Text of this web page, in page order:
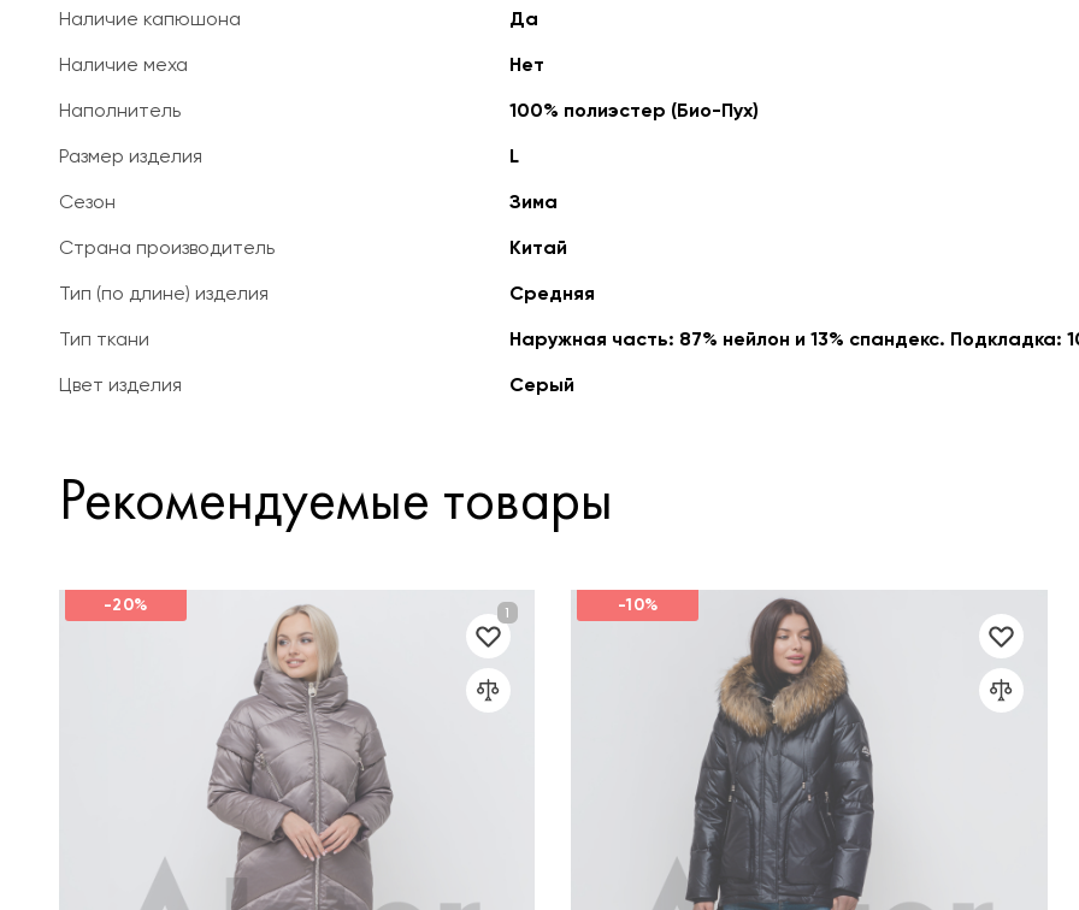
Наличие капюшона
Да
Наличие меха
Нет
Наполнитель
100% полиэстер (Био-Пух)
Размер изделия
L
Сезон
Зима
Страна производитель
Китай
Тип (по длине) изделия
Средняя
Тип ткани
Наружная часть: 87% нейлон и 13% спандекс. Подкладка:
Цвет изделия
Серый
Рекомендуемые товары
-20% -10%